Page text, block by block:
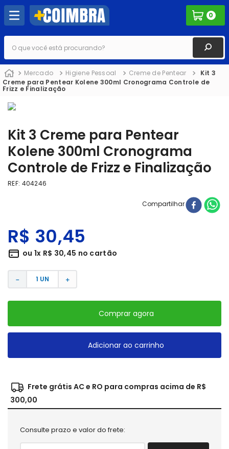
0
O que você está procurando?
Mercado Higiene Pessoal Creme de Pentear
Kit 3
Creme para Pentear Kolene 300ml Cronograma Controle de
Frizz e Finalização
Kit 3 Creme para Pentear
Kolene 300ml Cronograma
Controle de Frizz e Finalização
REF: 404246
Compartilhar
R$ 30,45
ou 1x R$ 30,45 no cartão
＋
－
Comprar agora
Adicionar ao carrinho
Frete grátis AC e RO para compras acima de R$
300,00
Consulte prazo e valor do frete: